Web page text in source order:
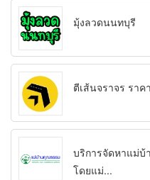
มุ้งลวดนนทบุรี
ตีเส้นจราจร รา
บริการจัดหาแม่บ้
โดยแม่...